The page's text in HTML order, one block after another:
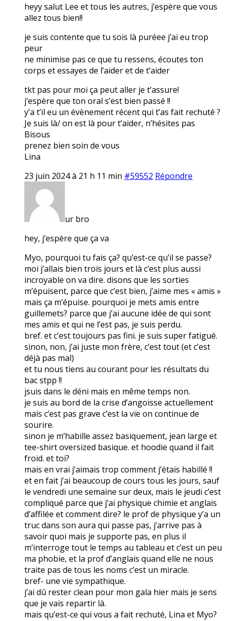
heyy salut Lee et tous les autres, j’espère que vous
allez tous bien!!
je suis contente que tu sois là puréee j’ai eu trop
peur
ne minimise pas ce que tu ressens, écoutes ton
corps et essayes de l’aider et de t’aider
tkt pas pour moi ça peut aller je t’assure!
j’espère que ton oral s’est bien passé !!
y’a t’il eu un évènement récent qui t’as fait rechuté ?
Je suis là/ on est là pour t’aider, n’hésites pas
Bisous
prenez bien soin de vous
Lina
23 juin 2024 à 21 h 11 min #59552 Répondre
ur bro
hey, j’espère que ça va
Myo, pourquoi tu fais ça? qu’est-ce qu’il se passe?
moi j’allais bien trois jours et là c’est plus aussi
incroyable on va dire. disons que les sorties
m’épuisent, parce que c’est bien, j’aime mes « amis »
mais ça m’épuise. pourquoi je mets amis entre
guillemets? parce que j’ai aucune idée de qui sont
mes amis et qui ne l’est pas, je suis perdu.
bref. et c’est toujours pas fini. je suis super fatigué.
sinon, non, j’ai juste mon frère, c’est tout (et c’est
déjà pas mal)
et tu nous tiens au courant pour les résultats du
bac stpp !!
jsuis dans le déni mais en même temps non.
je suis au bord de la crise d’angoisse actuellement
mais c’est pas grave c’est la vie on continue de
sourire.
sinon je m’habille assez basiquement, jean large et
tee-shirt oversized basique. et hoodie quand il fait
froid. et toi?
mais en vrai j’aimais trop comment j’étais habillé !!
et en fait j’ai beaucoup de cours tous les jours, sauf
le vendredi une semaine sur deux, mais le jeudi c’est
compliqué parce que j’ai physique chimie et anglais
d’affilée et comment dire? le prof de physique y’a un
truc dans son aura qui passe pas, j’arrive pas à
savoir quoi mais je supporte pas, en plus il
m’interroge tout le temps au tableau et c’est un peu
ma phobie, et la prof d’anglais quand elle ne nous
traite pas de tous les noms c’est un miracle.
bref- une vie sympathique.
j’ai dû rester clean pour mon gala hier mais je sens
que je vais repartir là.
mais qu’est-ce qui vous a fait rechuté, Lina et Myo?